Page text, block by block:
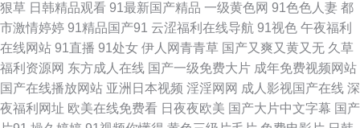
伦理av 人妖伪娘免费 伊人婷婷麻豆 www日本色 激情小视频91 午夜丝袜AV
电影 丁香五月天导航网 免费91视频 伊人久操综合在线 成人免费电影网址 另
色激情 婷婷自拍网 91露胸 东京热天堂精品 老湿机69福利院 少妇福利导航
狠草 日韩精品观看 91最新国产精品 一级黄色网 91色色人妻 都
市激情婷婷 91精品国产91 云涩福利在线导航 91视色 午夜福利
在线网站 91直播 91处女 伊人网青青草 国产又爽又黄又无 久草
福利资源网 东方成人在线 国产一级免费大片 成年免费视频网站
国产在线播放网站 亚洲日本视频 淫淫网网 成人影视国产在线 深
夜福利网址 欧美在线免费看 日夜夜欧美 国产大片中文字幕 国产